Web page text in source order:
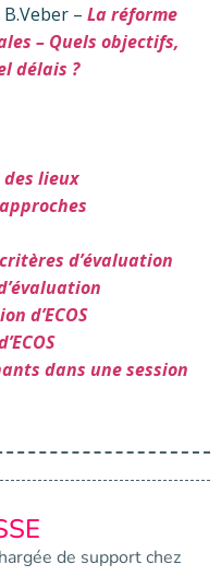
– La réforme
– Quels objectifs,
délais ?
lieux
d’évaluation
d’ECOS
dans une session
de support chez